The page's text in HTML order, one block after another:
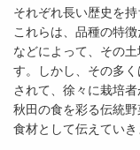
それぞれ長い歴史を
これらは、品種の特
などによって、その
す。しかし、その多
されて、徐々に栽培者
秋田の食を彩る伝統
食材として伝えていき